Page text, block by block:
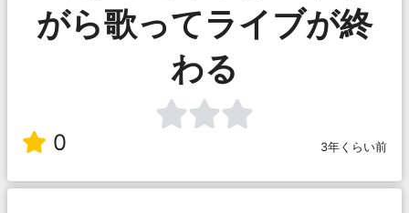
がら歌ってライブが終
わる
0 3年くらい前